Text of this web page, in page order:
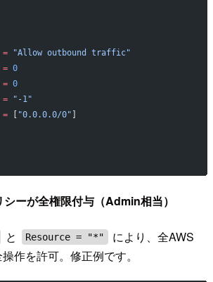
"Allow outbound traffic"
=
0
=
0
=
"-1"
= [ "0.0.0.0/0" ]
ーが全権限付与（Admin相当）
と Resource = "*"
により、全AWS
作を許可。修正例です。